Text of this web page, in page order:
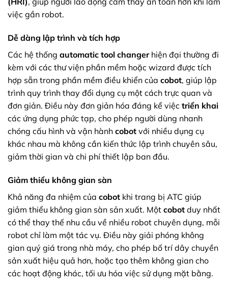
việc gần robot.
Dễ dàng lập trình và tích hợp
Các hệ thống automatic tool changerhiện đại thường đi
kèm với các thư viện phần mềm hoặc wizard được tích
hợp sẵn trong phần mềm điều khiển của cobot, giúp lập
trình quy trình thay đổi dụng cụ một cách trực quan và
đơn giản. Điều này đơn giản hóa đáng kể việc triển khai
các ứng dụng phức tạp, cho phép người dùng nhanh
chóng cấu hình và vận hành cobot với nhiều dụng cụ
khác nhau mà không cần kiến thức lập trình chuyên sâu,
giảm thời gian và chi phí thiết lập ban đầu.
Giảm thiểu không gian sàn
Khả năng đa nhiệm của cobot khi trang bị ATC giúp
giảm thiểu không gian sàn sản xuất. Một cobot duy nhất
có thể thay thế nhu cầu về nhiều robot chuyên dụng, mỗi
robot chỉ làm một tác vụ. Điều này giải phóng không
gian quý giá trong nhà máy, cho phép bố trí dây chuyền
sản xuất hiệu quả hơn, hoặc tạo thêm không gian cho
các hoạt động khác, tối ưu hóa việc sử dụng mặt bằng.